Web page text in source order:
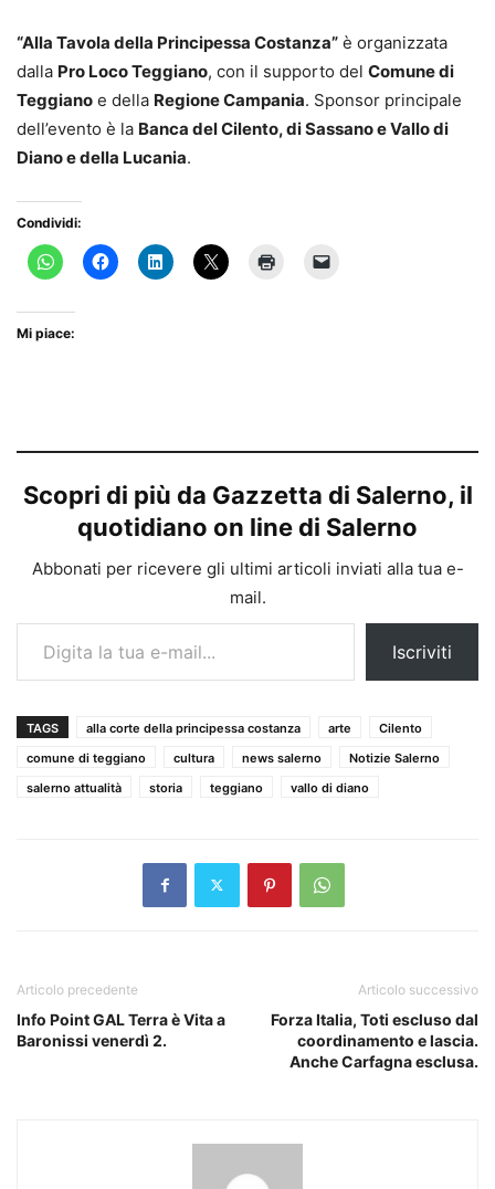
“Alla Tavola della Principessa Costanza” è organizzata
dalla Pro Loco Teggiano, con il supporto del Comune di
Teggiano e della Regione Campania. Sponsor principale
dell’evento è la Banca del Cilento, di Sassano e Vallo di
Diano e della Lucania.
Condividi:
Mi piace:
Scopri di più da Gazzetta di Salerno, il
quotidiano on line di Salerno
Abbonati per ricevere gli ultimi articoli inviati alla tua e-
mail.
Digita la tua e-mail...
Iscriviti
TAGS alla corte della principessa costanza arte
Cilento
comune di teggiano
cultura news salerno
Notizie Salerno
salerno attualità
storia teggiano vallo di diano
Articolo precedente
Info Point GAL Terra è Vita a
Baronissi venerdì 2.
Articolo successivo
Forza Italia, Toti escluso dal
coordinamento e lascia.
Anche Carfagna esclusa.